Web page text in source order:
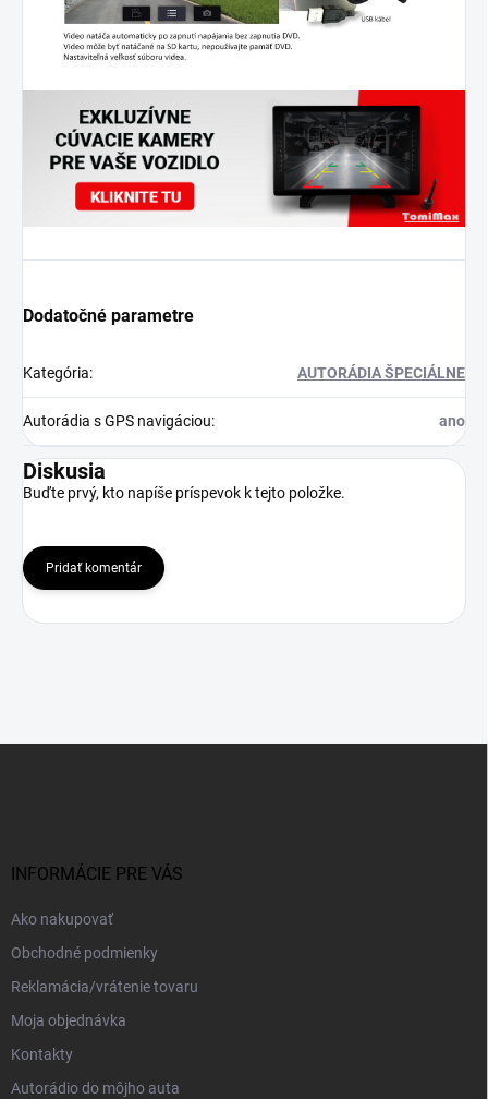
Dodatočné parametre
Kategória: AUTORÁDIA ŠPECIÁLNE
Autorádia s GPS navigáciou: ano
Diskusia
Buďte prvý, kto napíše príspevok k tejto položke.
Pridať komentár
INFORMÁCIE PRE VÁS
Ako nakupovať
Obchodné podmienky
Reklamácia/vrátenie tovaru
Moja objednávka
Kontakty
Autorádio do môjho auta